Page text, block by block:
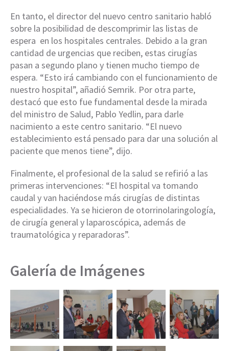
En tanto, el director del nuevo centro sanitario habló
sobre la posibilidad de descomprimir las listas de
espera en los hospitales centrales. Debido a la gran
cantidad de urgencias que reciben, estas cirugías
pasan a segundo plano y tienen mucho tiempo de
espera. “Esto irá cambiando con el funcionamiento de
nuestro hospital”, añadió Semrik. Por otra parte,
destacó que esto fue fundamental desde la mirada
del ministro de Salud, Pablo Yedlin, para darle
nacimiento a este centro sanitario. “El nuevo
establecimiento está pensado para dar una solución al
paciente que menos tiene”, dijo.
Finalmente, el profesional de la salud se refirió a las
primeras intervenciones: “El hospital va tomando
caudal y van haciéndose más cirugías de distintas
especialidades. Ya se hicieron de otorrinolaringología,
de cirugía general y laparoscópica, además de
traumatológica y reparadoras”.
Galería de Imágenes